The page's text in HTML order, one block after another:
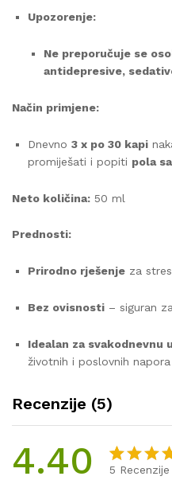
Upozorenje:
Ne preporučuje se
antidepresive,
Način primjene:
Dnevno 3 x po 30 kapi
promiješati i popiti pola
Neto količina: 50 ml
Prednosti:
Prirodno rješenje za
Bez ovisnosti – siguran
Idealan za svakodnevnu
životnih i poslovnih napora
Recenzije (5)
4.40 5 Recenzije